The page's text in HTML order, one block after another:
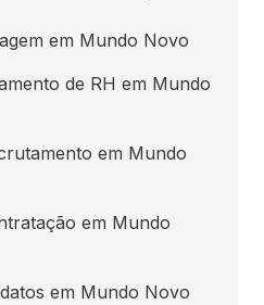
em Mundo Novo
de RH em Mundo
em Mundo
em Mundo
em Mundo Novo